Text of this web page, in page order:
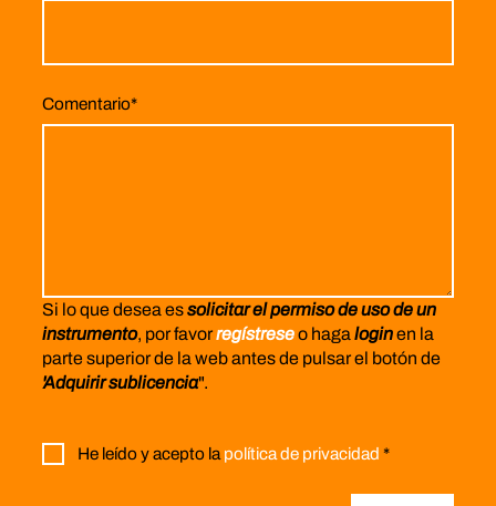
Comentario*
Si lo que desea essolicitar el permiso de uso de un
instrumento, por favorregístreseo haga loginen la
parte superior de la web antes de pulsar el botón de
'Adquirir sublicencia".
He leído y acepto lapolítica de privacidad *